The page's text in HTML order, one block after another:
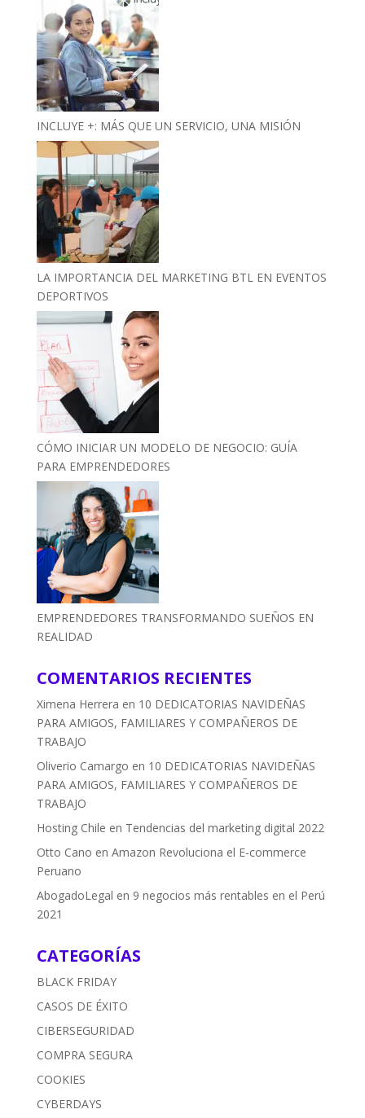
INCLUYE +: MÁS QUE UN SERVICIO, UNA MISIÓN
LA IMPORTANCIA DEL MARKETING BTL EN EVENTOS
DEPORTIVOS
CÓMO INICIAR UN MODELO DE NEGOCIO: GUÍA
PARA EMPRENDEDORES
EMPRENDEDORES TRANSFORMANDO SUEÑOS EN
REALIDAD
COMENTARIOS RECIENTES
Ximena Herrera en 10 DEDICATORIAS NAVIDEÑAS
PARA AMIGOS, FAMILIARES Y COMPAÑEROS DE
TRABAJO
Oliverio Camargo en 10 DEDICATORIAS NAVIDEÑAS
PARA AMIGOS, FAMILIARES Y COMPAÑEROS DE
TRABAJO
Hosting Chile en Tendencias del marketing digital 2022
Otto Cano en Amazon Revoluciona el E-commerce
Peruano
AbogadoLegal en 9 negocios más rentables en el Perú
2021
CATEGORÍAS
BLACK FRIDAY
CASOS DE ÉXITO
CIBERSEGURIDAD
COMPRA SEGURA
COOKIES
CYBERDAYS